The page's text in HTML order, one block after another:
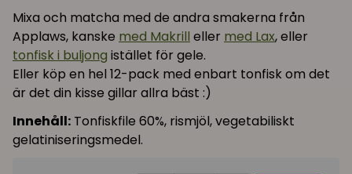
Mixa och matcha med de andra smakerna från
Applaws, kanske med Makrill eller med Lax, eller
tonfisk i buljong istället för gele.
Eller köp en hel 12-pack med enbart tonfisk om det
är det din kisse gillar allra bäst :)
Innehåll: Tonfiskfile 60%, rismjöl, vegetabiliskt
gelatiniseringsmedel.